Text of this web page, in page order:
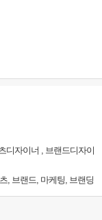
디자이너 , 브랜드디자이
, 브랜드, 마케팅, 브랜딩